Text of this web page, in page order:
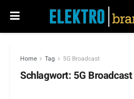
Home Tag 5G Broadcast
Schlagwort: 5G Broadcast